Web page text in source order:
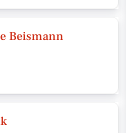
Beismann